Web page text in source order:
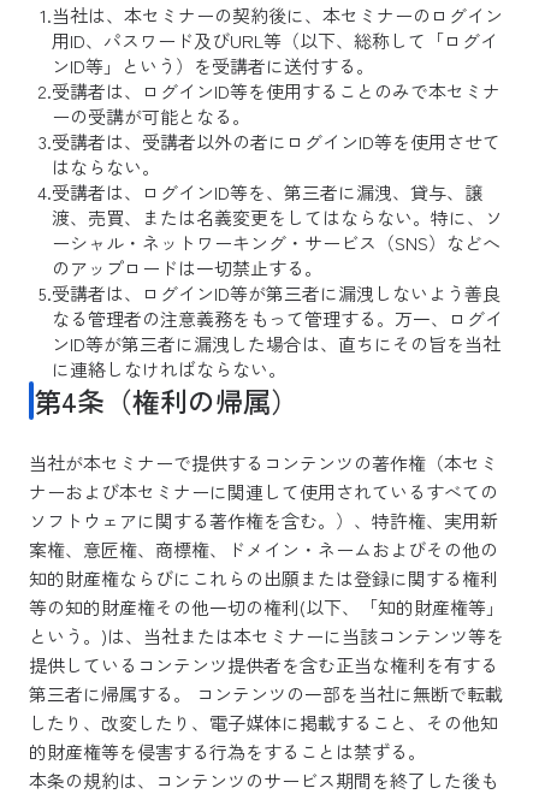
当社は、本セミナーの契約後に、本セミナーのログイン
用ID、パスワード及びURL等（以下、総称して「ログイ
ンID等」という）を受講者に送付する。
受講者は、ログインID等を使用することのみで本セミナ
ーの受講が可能となる。
受講者は、受講者以外の者にログインID等を使用させて
はならない。
受講者は、ログインID等を、第三者に漏洩、貸与、譲
渡、売買、または名義変更をしてはならない。特に、ソ
ーシャル・ネットワーキング・サービス（SNS）などへ
のアップロードは一切禁止する。
受講者は、ログインID等が第三者に漏洩しないよう善良
なる管理者の注意義務をもって管理する。万一、ログイ
ンID等が第三者に漏洩した場合は、直ちにその旨を当社
に連絡しなければならない。
第4条（権利の帰属）
当社が本セミナーで提供するコンテンツの著作権（本セミ
ナーおよび本セミナーに関連して使用されているすべての
ソフトウェアに関する著作権を含む。）、特許権、実用新
案権、意匠権、商標権、ドメイン・ネームおよびその他の
知的財産権ならびにこれらの出願または登録に関する権利
等の知的財産権その他一切の権利(以下、「知的財産権等」
という。)は、当社または本セミナーに当該コンテンツ等を
提供しているコンテンツ提供者を含む正当な権利を有する
第三者に帰属する。 コンテンツの一部を当社に無断で転載
したり、改変したり、電子媒体に掲載すること、その他知
的財産権等を侵害する行為をすることは禁ずる。
本条の規約は、コンテンツのサービス期間を終了した後も